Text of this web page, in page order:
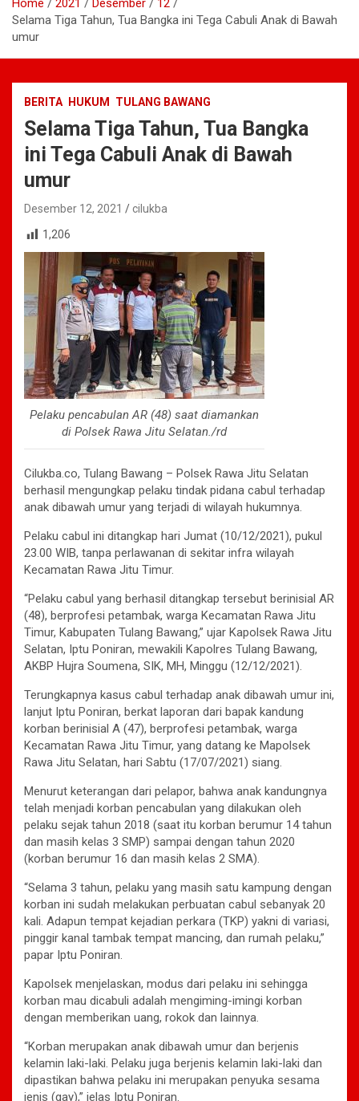
Home 2021 Desember
12
Selama Tiga Tahun, Tua Bangka ini Tega Cabuli Anak di Bawah
umur
BERITA HUKUM TULANG BAWANG
Selama Tiga Tahun, Tua Bangka
ini Tega Cabuli Anak di Bawah
umur
Desember 12, 2021
cilukba
1,206
Pelaku pencabulan AR (48) saat diamankan
di Polsek Rawa Jitu Selatan./rd
Cilukba.co, Tulang Bawang – Polsek Rawa Jitu Selatan
berhasil mengungkap pelaku tindak pidana cabul terhadap
anak dibawah umur yang terjadi di wilayah hukumnya.
Pelaku cabul ini ditangkap hari Jumat (10/12/2021), pukul
23.00 WIB, tanpa perlawanan di sekitar infra wilayah
Kecamatan Rawa Jitu Timur.
“Pelaku cabul yang berhasil ditangkap tersebut berinisial AR
(48), berprofesi petambak, warga Kecamatan Rawa Jitu
Timur, Kabupaten Tulang Bawang,” ujar Kapolsek Rawa Jitu
Selatan, Iptu Poniran, mewakili Kapolres Tulang Bawang,
AKBP Hujra Soumena, SIK, MH, Minggu (12/12/2021).
Terungkapnya kasus cabul terhadap anak dibawah umur ini,
lanjut Iptu Poniran, berkat laporan dari bapak kandung
korban berinisial A (47), berprofesi petambak, warga
Kecamatan Rawa Jitu Timur, yang datang ke Mapolsek
Rawa Jitu Selatan, hari Sabtu (17/07/2021) siang.
Menurut keterangan dari pelapor, bahwa anak kandungnya
telah menjadi korban pencabulan yang dilakukan oleh
pelaku sejak tahun 2018 (saat itu korban berumur 14 tahun
dan masih kelas 3 SMP) sampai dengan tahun 2020
(korban berumur 16 dan masih kelas 2 SMA).
“Selama 3 tahun, pelaku yang masih satu kampung dengan
korban ini sudah melakukan perbuatan cabul sebanyak 20
kali. Adapun tempat kejadian perkara (TKP) yakni di variasi,
pinggir kanal tambak tempat mancing, dan rumah pelaku,”
papar Iptu Poniran.
Kapolsek menjelaskan, modus dari pelaku ini sehingga
korban mau dicabuli adalah mengiming-imingi korban
dengan memberikan uang, rokok dan lainnya.
“Korban merupakan anak dibawah umur dan berjenis
kelamin laki-laki. Pelaku juga berjenis kelamin laki-laki dan
dipastikan bahwa pelaku ini merupakan penyuka sesama
jenis (gay),” jelas Iptu Poniran.